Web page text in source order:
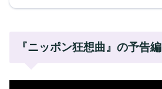
『ニッポン狂想曲』の予告編